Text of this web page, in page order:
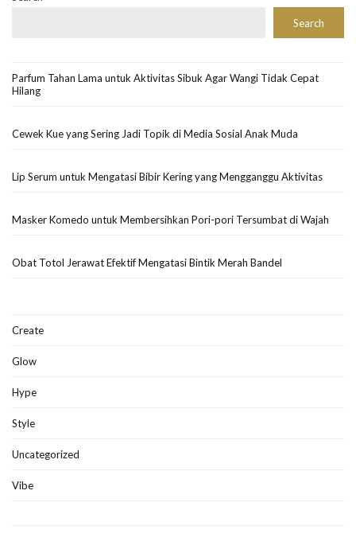
Search
Parfum Tahan Lama untuk Aktivitas Sibuk Agar Wangi Tidak Cepat
Hilang
Cewek Kue yang Sering Jadi Topik di Media Sosial Anak Muda
Lip Serum untuk Mengatasi Bibir Kering yang Mengganggu Aktivitas
Masker Komedo untuk Membersihkan Pori-pori Tersumbat di Wajah
Obat Totol Jerawat Efektif Mengatasi Bintik Merah Bandel
Create
Glow
Hype
Style
Uncategorized
Vibe